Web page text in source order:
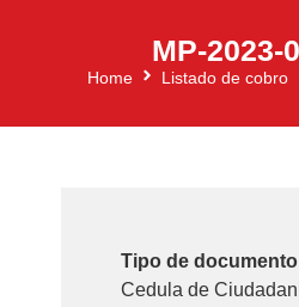
MP-2023-
Home Listado de cobro
Tipo de
Cedula de